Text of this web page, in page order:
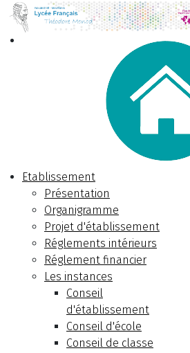
Etablissement
Présentation
Organigramme
Projet d'établissement
Réglements intérieurs
Réglement financier
Les instances
Conseil
d'établissement
Conseil d'école
Conseil de classe